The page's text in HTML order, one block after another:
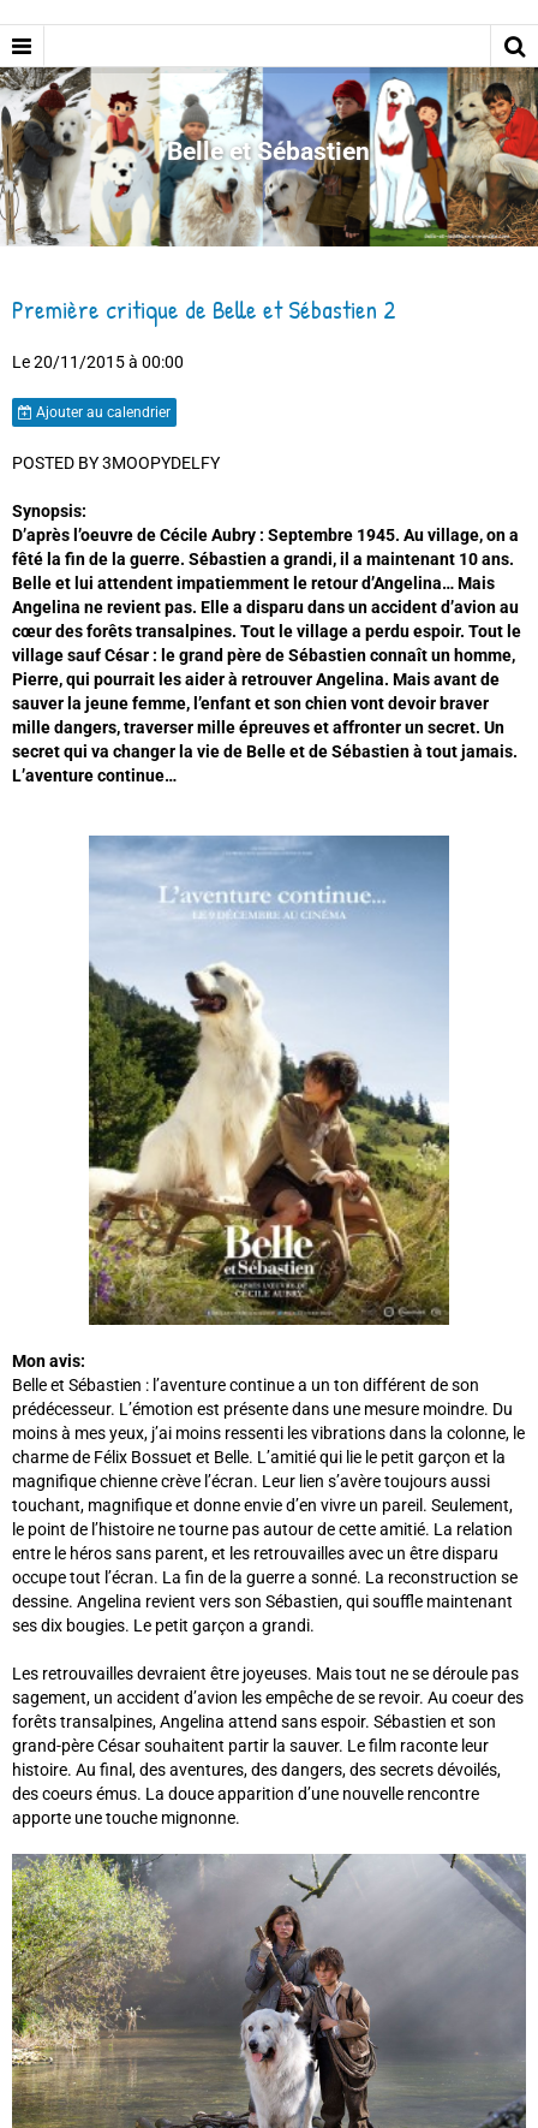
Belle et Sébastien
Première critique de Belle et Sébastien 2
Le 20/11/2015à 00:00
Ajouter au calendrier
POSTED BY 3MOOPYDELFY
Synopsis:
D’après l’oeuvre de Cécile Aubry : Septembre 1945. Au village, on a
fêté la fin de la guerre. Sébastien a grandi, il a maintenant 10 ans.
Belle et lui attendent impatiemment le retour d’Angelina… Mais
Angelina ne revient pas. Elle a disparu dans un accident d’avion au
cœur des forêts transalpines. Tout le village a perdu espoir. Tout le
village sauf César : le grand père de Sébastien connaît un homme,
Pierre, qui pourrait les aider à retrouver Angelina. Mais avant de
sauver la jeune femme, l’enfant et son chien vont devoir braver
mille dangers, traverser mille épreuves et affronter un secret. Un
secret qui va changer la vie de Belle et de Sébastien à tout jamais.
L’aventure continue…
Mon avis:
Belle et Sébastien : l’aventure continue a un ton différent de son
prédécesseur. L’émotion est présente dans une mesure moindre. Du
moins à mes yeux, j’ai moins ressenti les vibrations dans la colonne, le
charme de Félix Bossuet et Belle. L’amitié qui lie le petit garçon et la
magnifique chienne crève l’écran. Leur lien s’avère toujours aussi
touchant, magnifique et donne envie d’en vivre un pareil. Seulement,
le point de l’histoire ne tourne pas autour de cette amitié. La relation
entre le héros sans parent, et les retrouvailles avec un être disparu
occupe tout l’écran. La fin de la guerre a sonné. La reconstruction se
dessine. Angelina revient vers son Sébastien, qui souffle maintenant
ses dix bougies. Le petit garçon a grandi.
Les retrouvailles devraient être joyeuses. Mais tout ne se déroule pas
sagement, un accident d’avion les empêche de se revoir. Au coeur des
forêts transalpines, Angelina attend sans espoir. Sébastien et son
grand-père César souhaitent partir la sauver. Le film raconte leur
histoire. Au final, des aventures, des dangers, des secrets dévoilés,
des coeurs émus. La douce apparition d’une nouvelle rencontre
apporte une touche mignonne.